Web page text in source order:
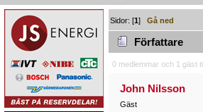
Sidor: [1]Gå ned
Författare
0 medlemmar och 1 gäst
John Nilsson
Gäst